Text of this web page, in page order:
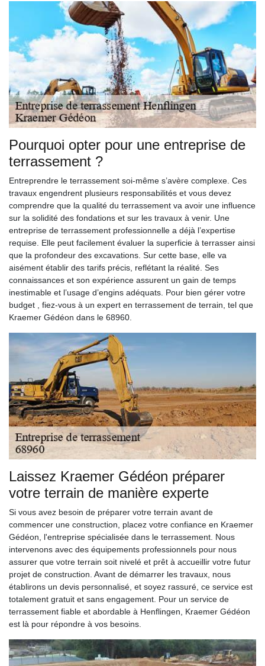
Pourquoi opter pour une entreprise de
terrassement ?
Entreprendre le terrassement soi-même s’avère complexe. Ces
travaux engendrent plusieurs responsabilités et vous devez
comprendre que la qualité du terrassement va avoir une influence
sur la solidité des fondations et sur les travaux à venir. Une
entreprise de terrassement professionnelle a déjà l’expertise
requise. Elle peut facilement évaluer la superficie à terrasser ainsi
que la profondeur des excavations. Sur cette base, elle va
aisément établir des tarifs précis, reflétant la réalité. Ses
connaissances et son expérience assurent un gain de temps
inestimable et l’usage d’engins adéquats. Pour bien gérer votre
budget , fiez-vous à un expert en terrassement de terrain, tel que
Kraemer Gédéon dans le 68960.
Laissez Kraemer Gédéon préparer
votre terrain de manière experte
Si vous avez besoin de préparer votre terrain avant de
commencer une construction, placez votre confiance en Kraemer
Gédéon, l'entreprise spécialisée dans le terrassement. Nous
intervenons avec des équipements professionnels pour nous
assurer que votre terrain soit nivelé et prêt à accueillir votre futur
projet de construction. Avant de démarrer les travaux, nous
établirons un devis personnalisé, et soyez rassuré, ce service est
totalement gratuit et sans engagement. Pour un service de
terrassement fiable et abordable à Henflingen, Kraemer Gédéon
est là pour répondre à vos besoins.